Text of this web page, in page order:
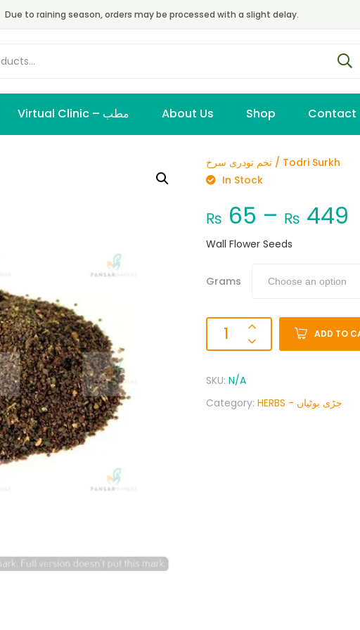
Due to raining season, orders may be processed with a slight delay.
Virtual Clinic – مطب About Us Shop Contact
تخم تودری سرخ / Todri Surkh
In Stock
₨ 65 – ₨ 449
Wall Flower Seeds
Grams
ADD TO
SKU: N/A
Category:
HERBS - جڑی بوٹیاں